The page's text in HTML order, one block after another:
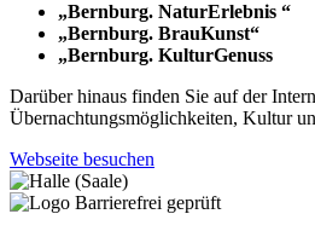
„Bernburg. NaturErlebnis “
„Bernburg. BrauKunst“
„Bernburg. KulturGenuss
Darüber hinaus finden Sie auf der
Übernachtungsmöglichkeiten, Kultur
Webseite besuchen